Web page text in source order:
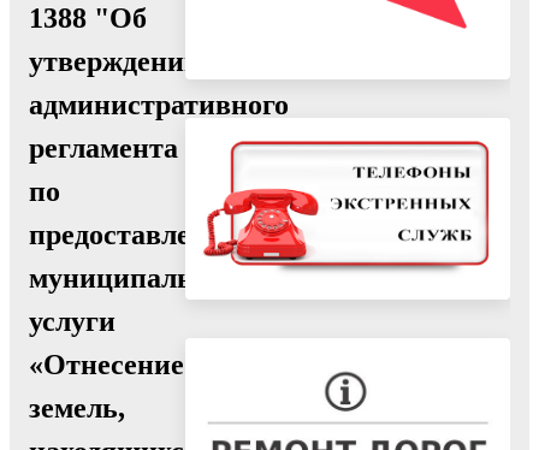
1388 "Об
утверждении
административного
регламента
по
предоставлению
муниципальной
услуги
«Отнесение
земель,